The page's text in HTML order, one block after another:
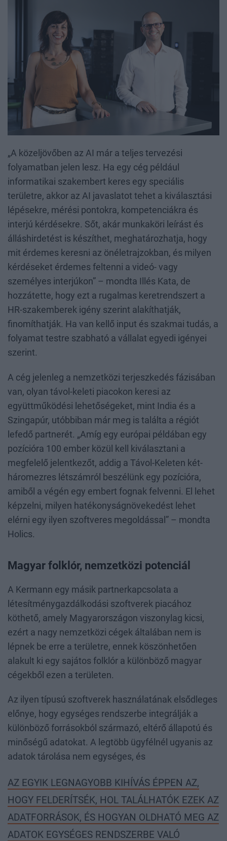
„A közeljövőben az AI már a teljes tervezési
folyamatban jelen lesz. Ha egy cég például
informatikai szakembert keres egy speciális
területre, akkor az AI javaslatot tehet a kiválasztási
lépésekre, mérési pontokra, kompetenciákra és
interjú kérdésekre. Sőt, akár munkaköri leírást és
álláshirdetést is készíthet, meghatározhatja, hogy
mit érdemes keresni az önéletrajzokban, és milyen
kérdéseket érdemes feltenni a videó- vagy
személyes interjúkon” – mondta Illés Kata, de
hozzátette, hogy ezt a rugalmas keretrendszert a
HR-szakemberek igény szerint alakíthatják,
finomíthatják. Ha van kellő input és szakmai tudás, a
folyamat testre szabható a vállalat egyedi igényei
szerint.
A cég jelenleg a nemzetközi terjeszkedés fázisában
van, olyan távol-keleti piacokon keresi az
együttműködési lehetőségeket, mint India és a
Szingapúr, utóbbiban már meg is találta a régiót
lefedő partnerét. „Amíg egy európai példában egy
pozícióra 100 ember közül kell kiválasztani a
megfelelő jelentkezőt, addig a Távol-Keleten két-
háromezres létszámról beszélünk egy pozícióra,
amiből a végén egy embert fognak felvenni. El lehet
képzelni, milyen hatékonyságnövekedést lehet
elérni egy ilyen szoftveres megoldással” – mondta
Holics.
Magyar folklór, nemzetközi potenciál
A Kermann egy másik partnerkapcsolata a
létesítménygazdálkodási szoftverek piacához
köthető, amely Magyarországon viszonylag kicsi,
ezért a nagy nemzetközi cégek általában nem is
lépnek be erre a területre, ennek köszönhetően
alakult ki egy sajátos folklór a különböző magyar
cégekből ezen a területen.
Az ilyen típusú szoftverek használatának elsődleges
előnye, hogy egységes rendszerbe integrálják a
különböző forrásokból származó, eltérő állapotú és
minőségű adatokat. A legtöbb ügyfélnél ugyanis az
adatok tárolása nem egységes, és
AZ EGYIK LEGNAGYOBB KIHÍVÁS ÉPPEN AZ,
HOGY FELDERÍTSÉK, HOL TALÁLHATÓK EZEK AZ
ADATFORRÁSOK, ÉS HOGYAN OLDHATÓ MEG AZ
ADATOK EGYSÉGES RENDSZERBE VALÓ